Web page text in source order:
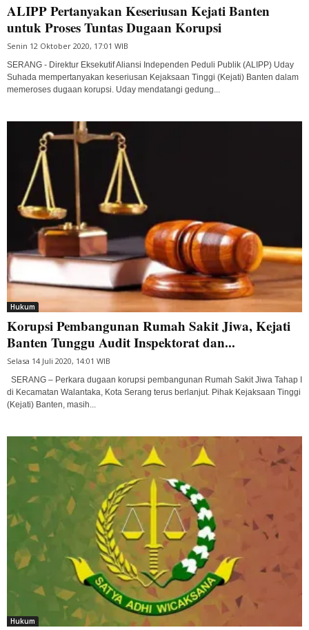
ALIPP Pertanyakan Keseriusan Kejati Banten
untuk Proses Tuntas Dugaan Korupsi
Senin 12 Oktober 2020, 17:01 WIB
SERANG - Direktur Eksekutif Aliansi Independen Peduli Publik (ALIPP) Uday
Suhada mempertanyakan keseriusan Kejaksaan Tinggi (Kejati) Banten dalam
memeroses dugaan korupsi. Uday mendatangi gedung...
Hukum
Korupsi Pembangunan Rumah Sakit Jiwa, Kejati
Banten Tunggu Audit Inspektorat dan...
Selasa 14 Juli 2020, 14:01 WIB
SERANG – Perkara dugaan korupsi pembangunan Rumah Sakit Jiwa Tahap I
di Kecamatan Walantaka, Kota Serang terus berlanjut. Pihak Kejaksaan Tinggi
(Kejati) Banten, masih...
Hukum